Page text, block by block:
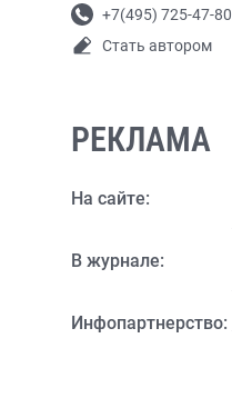
+7(495) 725-47-80
Стать автором
РЕКЛАМА
На сайте:
В журнале:
Инфопартнерство: